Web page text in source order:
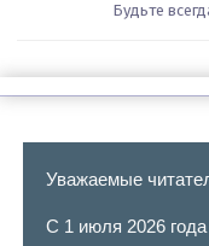
Будьте
Уважаемые
С 1 июля 2026